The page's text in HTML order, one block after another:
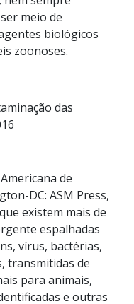
meio de
biológicos
zoonoses.
das
de
DC: ASM Press,
existem mais de
espalhadas
vírus, bactérias,
transmitidas de
para animais,
e outras